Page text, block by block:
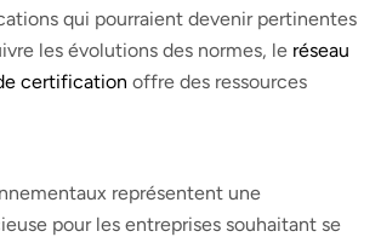
qui pourraient devenir pertinentes
les évolutions des normes, le réseau
certification offre des ressources
représentent une
pour les entreprises souhaitant se